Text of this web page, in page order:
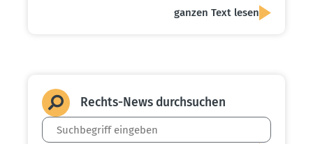
ganzen Text lesen
Rechts-News durch­suchen